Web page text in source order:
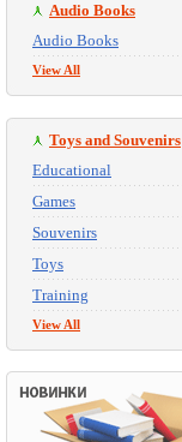
Audio Books
Audio Books
View All
Toys and Souvenirs
Educational
Games
Souvenirs
Toys
Training
View All